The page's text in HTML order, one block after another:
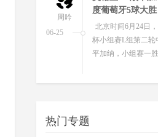
06-25
周吟
开放“扫码飞”
记者从市交通运输
去的端午假期，成
大无人机飞行爱好
06-24
省运会公路自行
热门专题